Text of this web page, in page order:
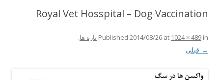
Royal Vet Hosspital – Dog Vaccination
Published 2014/08/26 at 1024 × 489 in تازه ها.
→ قبلی